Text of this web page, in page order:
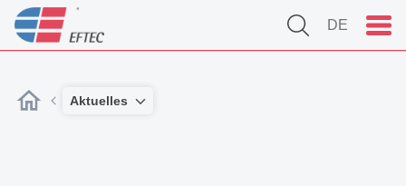
DE
Aktuelles